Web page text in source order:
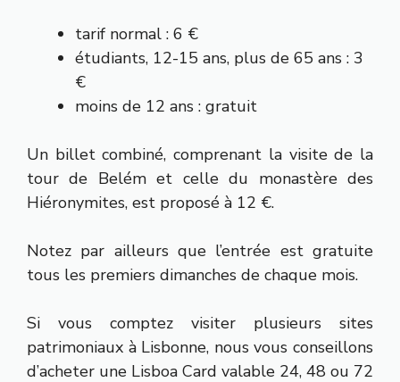
tarif normal : 6 €
étudiants, 12-15 ans, plus de 65 ans : 3
€
moins de 12 ans : gratuit
Un billet combiné, comprenant la visite de la
tour de Belém et celle du monastère des
Hiéronymites, est proposé à 12 €.
Notez par ailleurs que l’entrée est gratuite
tous les premiers dimanches de chaque mois.
Si vous comptez visiter plusieurs sites
patrimoniaux à Lisbonne, nous vous conseillons
d’acheter une Lisboa Card valable 24, 48 ou 72